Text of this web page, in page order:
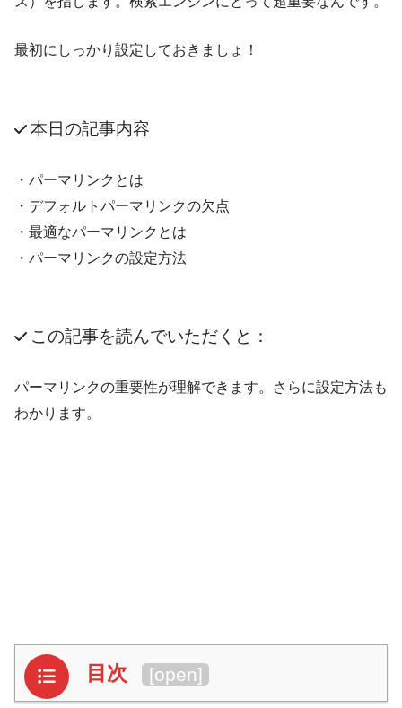
最初にしっかり設定しておきましょ！
本日の記事内容
・パーマリンクとは
・デフォルトパーマリンクの欠点
・最適なパーマリンクとは
・パーマリンクの設定方法
この記事を読んでいただくと：
パーマリンクの重要性が理解できます。さらに設定方法も
わかります。
目次 [open]